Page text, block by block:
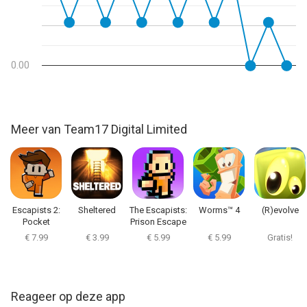
prestaties in het spel.
- Verschillende bugs verholpen en verbeteringen doorgevoerd.
0.00
Meer van Team17 Digital Limited
Escapists 2:
Pocket
Breakout
€ 7.99
Sheltered
€ 3.99
The Escapists:
Prison Escape
€ 5.99
Worms™ 4
€ 5.99
(R)evolve
Gratis!
Reageer op deze app